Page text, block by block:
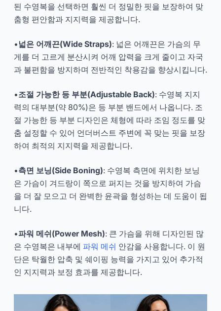
된 수영복을 선택하면 훨씬 더 정밀한 핏을 보장하여 맞
춤형 편안함과 지지력을 제공합니다.
• 넓은 어깨끈(Wide Straps): 넓은 어깨끈은 가슴의 무
게를 더 고르게 분산시켜 어깨 압력을 크게 줄이고 자국
과 불편함을 방지하며 전반적인 착용감을 향상시킵니다.
•조절 가능한 등 부분(Adjustable Back): 수영복 지지
력의 대부분(약 80%)은 등 부분 밴드에서 나옵니다. 조
절 가능한 등 부분 디자인은 체형에 따라 조임 정도를 맞
춤 설정할 수 있어 언더버스트 주변에 꼭 맞는 핏을 보장
하여 최적의 지지력을 제공합니다.
•측면 보닝(Side Boning): 수영복 측면에 위치한 보닝
은 가슴이 겨드랑이 쪽으로 퍼지는 것을 방지하여 가슴
을 더 잘 모으고 더 완벽한 윤곽을 형성하는 데 도움이 됩
니다.
•파워 메쉬(Power Mesh): 큰 가슴을 위해 디자인된 많
은 수영복은 내부에 파워 메쉬 안감을 사용합니다. 이 원
단은 탁월한 압축 및 쉐이핑 능력을 가지고 있어 추가적
인 지지력과 보정 효과를 제공합니다.